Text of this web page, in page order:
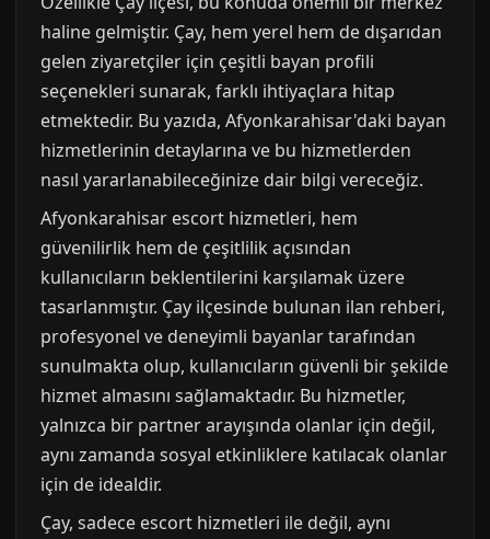
haline gelmiştir. Çay, hem yerel hem de dışarıdan
gelen ziyaretçiler için çeşitli bayan profili
seçenekleri sunarak, farklı ihtiyaçlara hitap
etmektedir. Bu yazıda, Afyonkarahisar'daki bayan
hizmetlerinin detaylarına ve bu hizmetlerden
nasıl yararlanabileceğinize dair bilgi vereceğiz.
Afyonkarahisar escort hizmetleri, hem
güvenilirlik hem de çeşitlilik açısından
kullanıcıların beklentilerini karşılamak üzere
tasarlanmıştır. Çay ilçesinde bulunan ilan rehberi,
profesyonel ve deneyimli bayanlar tarafından
sunulmakta olup, kullanıcıların güvenli bir şekilde
hizmet almasını sağlamaktadır. Bu hizmetler,
yalnızca bir partner arayışında olanlar için değil,
aynı zamanda sosyal etkinliklere katılacak olanlar
için de idealdir.
Çay, sadece escort hizmetleri ile değil, aynı